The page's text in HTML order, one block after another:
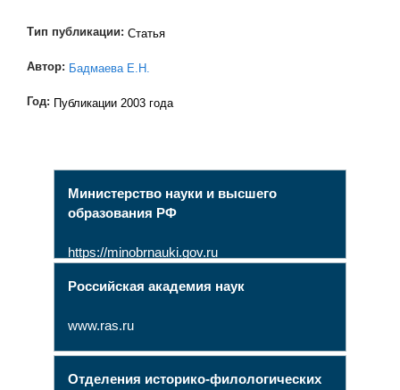
Тип публикации: Статья
Автор: Бадмаева Е.Н.
Год: Публикации 2003 года
Министерство науки и высшего
образования РФ
https://minobrnauki.gov.ru
Российская академия наук
www.ras.ru
Отделения историко-филологических